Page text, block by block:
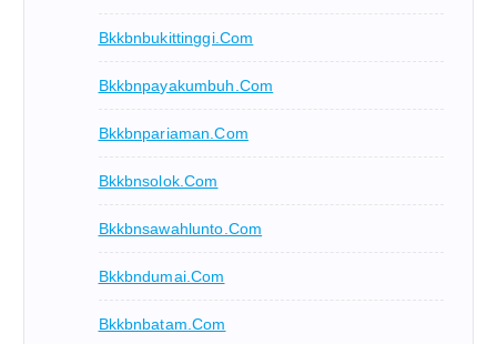
Bkkbnbukittinggi.com
Bkkbnpayakumbuh.com
Bkkbnpariaman.com
Bkkbnsolok.com
Bkkbnsawahlunto.com
Bkkbndumai.com
Bkkbnbatam.com